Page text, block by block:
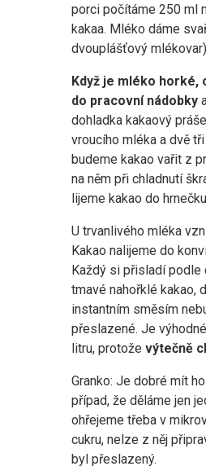
porci počítáme 250 ml
kakaa. Mléko dáme
dvouplášťový
Když je mléko
do pracovní nádobky
dohladka kakaový
vroucího mléka a dvě
budeme kakao vařit z
na něm při chladnutí
lijeme kakao do
U trvanlivého mléka
Kakao nalijeme do
Každý si přisladí podle
tmavé nahořklé kakao,
instantním směsím
přeslazené. Je
litru, protože výtečně
Granko: Je dobré mít
případ, že děláme jen
ohřejeme třeba v
cukru, nelze z něj
byl přeslazený.